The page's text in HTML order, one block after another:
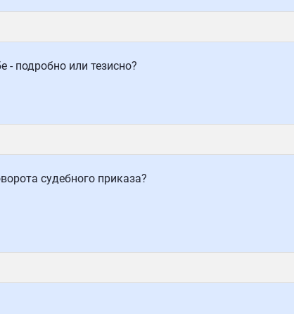
- подробно или тезисно?
судебного приказа?